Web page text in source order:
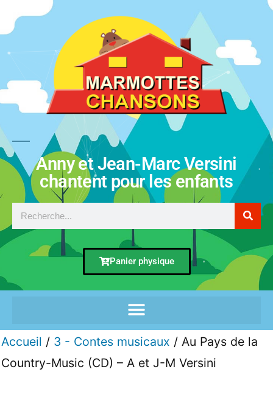
Anny et Jean-Marc Versini
chantent pour les enfants
Panier physique
Accueil / 3 - Contes musicaux / Au Pays de la
Country-Music (CD) – A et J-M Versini